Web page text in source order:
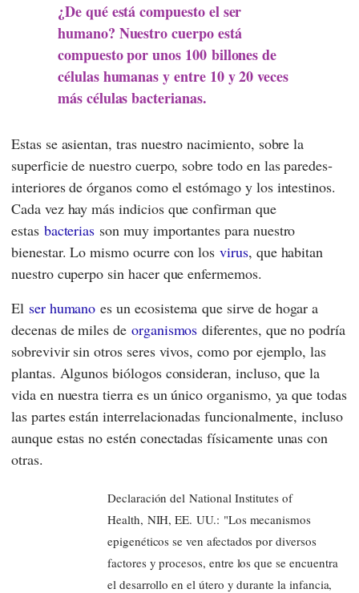
¿De qué está compuesto el ser
humano? Nuestro cuerpo está
compuesto por unos 100 billones de
células humanas y entre 10­ y 20 ­veces
más células bacterianas.
Estas se asientan, tras nuestro nacimiento, sobre la
superficie de nuestro cuerpo, sobre todo en las paredes­
interiores de órganos como el estómago y los intestinos.
Cada vez hay más indicios que confirman que
estas bacterias son muy importantes para nuestro
bienestar. Lo mismo ocurre con losvirus, que habitan
nuestro cuperpo sin hacer que enfermemos.
El ser humano es un ecosistema que sirve de hogar a
decenas de miles de organismos diferentes, que no podría
sobrevivir sin otros seres vivos, como por ejemplo, las
plantas. Algunos biólogos consideran, incluso, que la
vida en nuestra tierra es un único organismo, ya que todas
las partes están interrelacionadas funcionalmente, incluso
aunque estas no estén conectadas físicamente unas con
otras.
Declaración del National Institutes of
Health, NIH, EE. UU.: "Los mecanismos
epigenéticos se ven afectados por diversos
factores y procesos, entre los que se encuentra
el desarrollo en el útero y durante la infancia,